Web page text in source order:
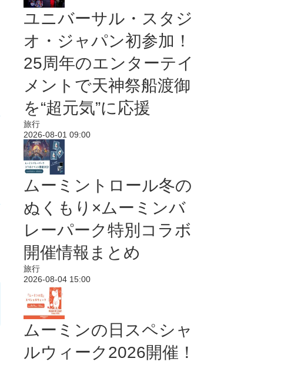
ユニバーサル・スタジ
オ・ジャパン初参加！
25周年のエンターテイ
メントで天神祭船渡御
を“超元気”に応援
旅行
2026-08-01 09:00
ムーミントロール冬の
ぬくもり×ムーミンバ
レーパーク特別コラボ
開催情報まとめ
旅行
2026-08-04 15:00
ムーミンの日スペシャ
ルウィーク2026開催！